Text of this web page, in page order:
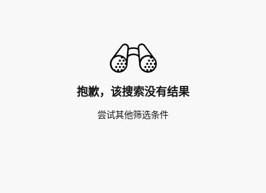
抱歉，该搜索没有结果
尝试其他筛选条件